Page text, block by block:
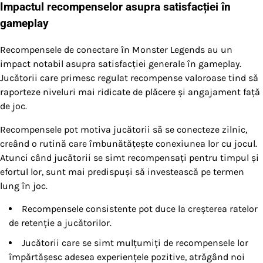
Impactul recompenselor asupra satisfacției în
gameplay
Recompensele de conectare în Monster Legends au un
impact notabil asupra satisfacției generale în gameplay.
Jucătorii care primesc regulat recompense valoroase tind să
raporteze niveluri mai ridicate de plăcere și angajament față
de joc.
Recompensele pot motiva jucătorii să se conecteze zilnic,
creând o rutină care îmbunătățește conexiunea lor cu jocul.
Atunci când jucătorii se simt recompensați pentru timpul și
efortul lor, sunt mai predispuși să investească pe termen
lung în joc.
Recompensele consistente pot duce la creșterea ratelor
de retenție a jucătorilor.
Jucătorii care se simt mulțumiți de recompensele lor
împărtășesc adesea experiențele pozitive, atrăgând noi